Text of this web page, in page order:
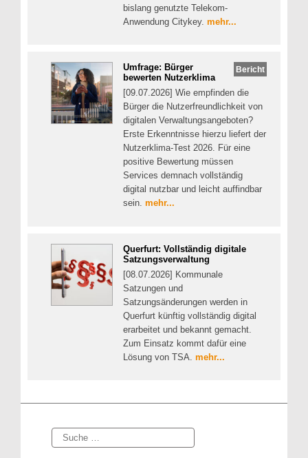
bislang genutzte Telekom-
Anwendung Citykey. mehr...
Bericht
Umfrage: Bürger
bewerten Nutzerklima
[09.07.2026] Wie empfinden die
Bürger die Nutzerfreundlichkeit von
digitalen Verwaltungsangeboten?
Erste Erkenntnisse hierzu liefert der
Nutzerklima-Test 2026. Für eine
positive Bewertung müssen
Services demnach vollständig
digital nutzbar und leicht auffindbar
sein. mehr...
Querfurt: Vollständig digitale
Satzungsverwaltung
[08.07.2026] Kommunale
Satzungen und
Satzungsänderungen werden in
Querfurt künftig vollständig digital
erarbeitet und bekannt gemacht.
Zum Einsatz kommt dafür eine
Lösung von TSA. mehr...
Suche